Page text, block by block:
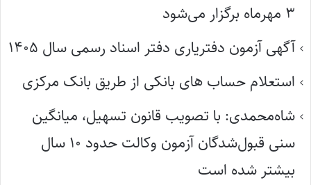
۳ مهرماه برگزار می‌شود
آگهی آزمون دفتریاری دفتر اسناد رسمی سال ۱۴۰۵
استعلام حساب های بانکی از طریق بانک مرکزی
شاه‌محمدی: با تصویب قانون تسهیل، میانگین
سنی قبول‌شدگان آزمون وکالت حدود ۱۰ سال
بیشتر شده است